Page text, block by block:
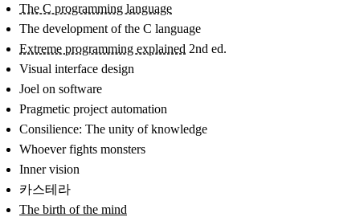
The C programming language
The development of the C language
Extreme programming explained 2nd ed.
Visual interface design
Joel on software
Pragmetic project automation
Consilience: The unity of knowledge
Whoever fights monsters
Inner vision
카스테라
The birth of the mind